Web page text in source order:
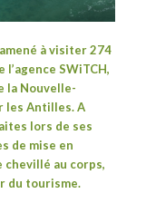
à visiter 274
l’agence SWiTCH,
la Nouvelle-
les Antilles. A
lors de ses
de mise en
chevillé au corps,
du tourisme.